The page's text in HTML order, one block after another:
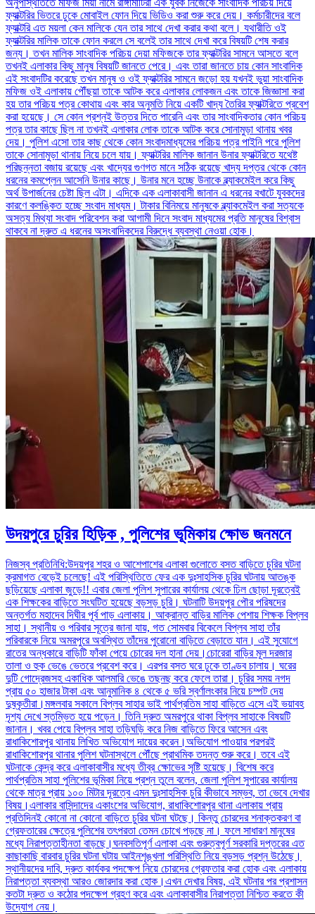
ফ্যাক্টরির ভিতরে ঢুকে মোবাইল ফোন দিয়ে ভিডিও করা শুরু করে দেয়। কর্মচারীদের বলে
ফ্যাক্টরি এত ময়লা কেন মালিকে যেন তার সাথে দেখা করার কথা বলে। যথারীতি ওই
ফ্যাক্টরির মালিক তাকে ফোন করলে সে বলেই তার সাথে দেখা করে বিষয়টি শেষ করার
জন্য। তখন মালিক সাংবাদিক পরিচয় দেয়া মফিজকে তার ফ্যাক্টরির সামনে আসতে বলে
তখনই এলাকার কিছু মানুষ বিষয়টি জানতে পেরে। এবং তারা জানতে চায় কোন সাংবাদিক
এই সংবাদটির করেছে তখন মানুষ ও ওই ফ্যাক্টরির সামনে জড়ো হয় যখনই ভুয়া সাংবাদিক
মফিজ ওই এলাকায় পৌঁছয়া তাকে আটক করে এলাকার লোকজন এবং তাকে জিজ্ঞাসা করা
হয় তার পরিচয় পত্র কোথায় এবং কার অনুমতি নিয়ে একটি খাদ্য তৈরির ফ্যাক্টরিতে প্রবেশ
করা হয়েছে। সে কোন প্রশ্নই উত্তর দিতে পারেনি এবং তার সাংবাদিকতার কোন পরিচয়
পত্র তার কাছে ছিল না তখনই এলাকার লোক তাকে আটক করে সোনামুড়া থানায় খবর
দেয়। পুলিশ এসো তার কাছ থেকে কোন সংবাদমাধ্যমের পরিচয় পত্র পাইনি পরে পুলিশ
তাকে সোনামুড়া থানায় নিয়ে চলে যায়। ফ্যাক্টরির মালিক জানান উনার ফ্যাক্টরিতে যথেষ্ট
পরিছন্নতা বজায় রয়েছে এবং খাদ্যের গুণগত মানে সঠিক রয়েছে খাদ্য দপ্তর থেকে কোন
ধরনের কমপ্লেন আসেনি উনার কাছে। উনার মনে হচ্ছে উনাকে ব্ল্যাকমেইল করে কিছু
অর্থ উপার্জনের চেষ্টা ছিল এটা। এদিকে এক এলাকাবাসী জানান এ ধরনের বখাটে যুবকদের
কারণে কলঙ্কিত হচ্ছে সংবাদ মাধ্যম। টাকার বিনিময়ে মানুষকে ব্ল্যাকমেইল করা সত্যকে
অসত্য মিথ্যা সংবাদ পরিবেশন করা আগামী দিনে সংবাদ মাধ্যমের প্রতি মানুষের বিশ্বাস
থাকবে না দ্রুত এ ধরনের অসংবাদিকদের বিরুদ্ধে ব্যবস্থা নেওয়া হোক।
উদয়পুরে চুরির হিড়িক , পুলিশের ভূমিকায় ক্ষোভ জনমনে
নিজস্ব প্রতিনিধি:উদয়পুর শহর ও আশেপাশের এলাকা গুলোতে বসত বাড়িতে চুরির ঘটনা
ক্রমাগত বেড়েই চলেছে! এই পরিস্থিতিতে ফের এক দুঃসাহসিক চুরির ঘটনায় আতঙ্ক
ছড়িয়েছে এলাকা জুড়ে!! এবার জেলা পুলিশ সুপারের কার্যালয় থেকে ঢিল ছোড়া দূরত্বেই
এক শিক্ষকের বাড়িতে সংঘটিত হয়েছে বড়সড় চুরি। ঘটনাটি উদয়পুর পৌর পরিষদের
অন্তর্গত মহাদেব দিঘীর পূর্ব পাড় এলাকায়। আক্রান্ত বাড়ির মালিক পেশায় শিক্ষক বিপ্লব
সাহা। স্থানীয় ও পরিবার সূত্রে জানা যায়, গত সোমবার বিকেলে বিপ্লব সাহা তাঁর
পরিবারকে নিয়ে অমরপুরে অবস্থিত তাঁদের পুরোনো বাড়িতে বেড়াতে যান। এই সুযোগে
রাতের অন্ধকারে বাড়িটি ফাঁকা পেয়ে চোরের দল হানা দেয়।চোরেরা বাড়ির মূল দরজার
তালা ও হুক ভেঙে ভেতরে প্রবেশ করে। এরপর বসত ঘরে ঢুকে তাণ্ডব চালায়। ঘরের
দুটি গোদ্রেজসহ একাধিক আলমারি ভেঙে তছনছ করে ফেলে তারা। চুরির সময় নগদ
প্রায় ৫০ হাজার টাকা এবং আনুমানিক ৪ থেকে ৫ ভরি স্বর্ণালংকার নিয়ে চম্পট দেয়
দুষ্কৃতীরা।মঙ্গলবার সকালে বিপ্লব সাহার ভাই পার্থপ্রতিম সাহা বাড়িতে এসে এই ভয়াবহ
দৃশ্য দেখে স্তম্ভিত হয়ে পড়েন। তিনি দ্রুত অমরপুরে থাকা বিপ্লব সাহাকে বিষয়টি
জানান। খবর পেয়ে বিপ্লব সাহা তড়িঘড়ি করে নিজ বাড়িতে ফিরে আসেন এবং
রাধাকিশোরপুর থানায় লিখিত অভিযোগ দায়ের করেন।অভিযোগ পাওয়ার পরপরই
রাধাকিশোরপুর থানার পুলিশ ঘটনাস্থলে পৌঁছে প্রাথমিক তদন্ত শুরু করে। তবে এই
ঘটনাকে কেন্দ্র করে এলাকাবাসীর মধ্যে তীব্র ক্ষোভের সৃষ্টি হয়েছে। বিশেষ করে
পার্থপ্রতিম সাহা পুলিশের ভূমিকা নিয়ে প্রশ্ন তুলে বলেন, জেলা পুলিশ সুপারের কার্যালয়
থেকে মাত্র প্রায় ১০০ মিটার দূরত্বে এমন দুঃসাহসিক চুরি কীভাবে সম্ভব, তা ভেবে দেখার
বিষয়।এলাকার বাসিন্দাদের একাংশের অভিযোগ, রাধাকিশোরপুর থানা এলাকায় প্রায়
প্রতিদিনই কোনো না কোনো বাড়িতে চুরির ঘটনা ঘটছে। কিন্তু চোরদের শনাক্তকরণ বা
গ্রেফতারের ক্ষেত্রে পুলিশের তৎপরতা তেমন চোখে পড়ছে না। ফলে সাধারণ মানুষের
মধ্যে নিরাপত্তাহীনতা বাড়ছে।ঘনবসতিপূর্ণ এলাকা এবং গুরুত্বপূর্ণ সরকারি দপ্তরের এত
কাছাকাছি বারবার চুরির ঘটনা ঘটায় আইনশৃঙ্খলা পরিস্থিতি নিয়ে বড়সড় প্রশ্ন উঠেছে।
স্থানীয়দের দাবি, দ্রুত কার্যকর পদক্ষেপ নিয়ে চোরদের গ্রেফতার করা হোক এবং এলাকায়
নিরাপত্তা ব্যবস্থা আরও জোরদার করা হোক।এখন দেখার বিষয়, এই ঘটনার পর প্রশাসন
কতটা দ্রুত ও কঠোর পদক্ষেপ গ্রহণ করে এবং এলাকাবাসীর নিরাপত্তা নিশ্চিত করতে কী
উদ্যোগ নেয়।